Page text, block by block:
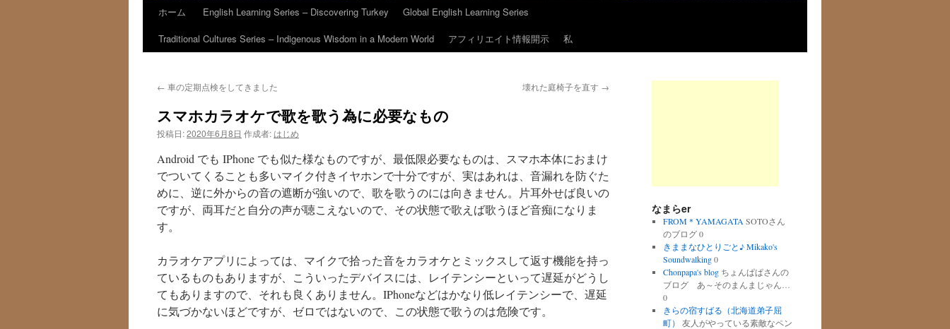
ホーム English Learning Series – Discovering Turkey
Global English Learning Series
Traditional Cultures Series – Indigenous Wisdom in a Modern World
アフィリエイト情報開示 私
← 車の定期点検をしてきました 壊れた庭椅子を直す →
スマホカラオケで歌を歌う為に必要なもの
投稿日:2020年6月8日 作成者: はじめ
Android でも IPhone でも似た様なものですが、最低限必要なものは、スマホ本体におまけ
でついてくることも多いマイク付きイヤホンで十分ですが、実はあれは、音漏れを防ぐた
めに、逆に外からの音の遮断が強いので、歌を歌うのには向きません。片耳外せば良いの
ですが、両耳だと自分の声が聴こえないので、その状態で歌えば歌うほど音痴になりま
す。
カラオケアプリによっては、マイクで拾った音をカラオケとミックスして返す機能を持っ
ているものもありますが、こういったデバイスには、レイテンシーといって遅延がどうし
てもありますので、それも良くありません。IPhoneなどはかなり低レイテンシーで、遅延
に気づかないほどですが、ゼロではないので、この状態で歌うのは危険です。
なまらer
FROM＊YAMAGATA SOTOさん
のブログ 0
きままなひとりごと♪ Mikako's
Soundwalking0
Chonpapa's blogちょんぱぱさんの
ブログ あ～そのまんまじゃん…
0
きらの宿すばる（北海道弟子屈
町）
友人がやっている素敵なペン